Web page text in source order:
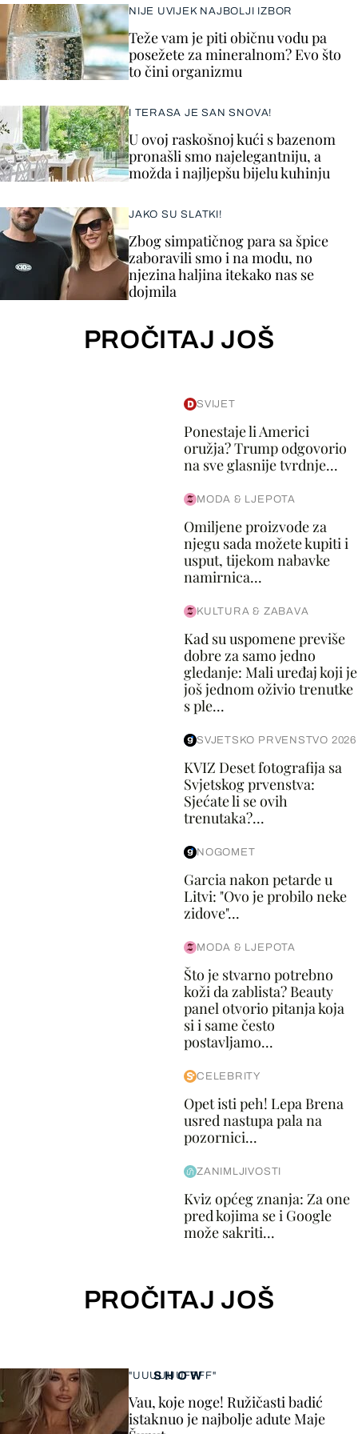
NIJE UVIJEK NAJBOLJI IZBOR
Teže vam je piti običnu vodu pa
posežete za mineralnom? Evo što
to čini organizmu
I TERASA JE SAN SNOVA!
U ovoj raskošnoj kući s bazenom
pronašli smo najelegantniju, a
možda i najljepšu bijelu kuhinju
JAKO SU SLATKI!
Zbog simpatičnog para sa špice
zaboravili smo i na modu, no
njezina haljina itekako nas se
dojmila
PROČITAJ JOŠ
SVIJET
Ponestaje li Americi
oružja? Trump odgovorio
na sve glasnije tvrdnje...
MODA & LJEPOTA
Omiljene proizvode za
njegu sada možete kupiti i
usput, tijekom nabavke
namirnica...
KULTURA & ZABAVA
Kad su uspomene previše
dobre za samo jedno
gledanje: Mali uređaj koji je
još jednom oživio trenutke
s ple...
SVJETSKO PRVENSTVO 2026
KVIZ Deset fotografija sa
Svjetskog prvenstva:
Sjećate li se ovih
trenutaka?...
NOGOMET
Garcia nakon petarde u
Litvi: "Ovo je probilo neke
zidove"...
MODA & LJEPOTA
Što je stvarno potrebno
koži da zablista? Beauty
panel otvorio pitanja koja
si i same često
postavljamo...
CELEBRITY
Opet isti peh! Lepa Brena
usred nastupa pala na
pozornici...
ZANIMLJIVOSTI
Kviz općeg znanja: Za one
pred kojima se i Google
može sakriti...
PROČITAJ JOŠ
SHOW
"UUUUUUFFFF"
Vau, koje noge! Ružičasti badić
istaknuo je najbolje adute Maje